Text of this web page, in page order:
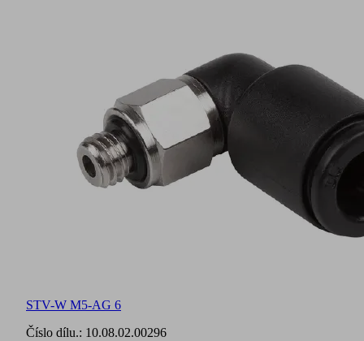
STV-W M5-AG 6
Číslo dílu.: 10.08.02.00296